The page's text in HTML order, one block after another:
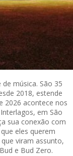
de música. São 35
2018, estende
2026 acontece nos
em São
sua conexão com
eles querem
viram assunto,
e Bud Zero.